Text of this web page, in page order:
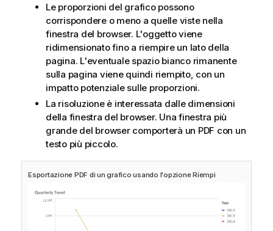
Le proporzioni del grafico possono
corrispondere o meno a quelle viste nella
finestra del browser. L'oggetto viene
ridimensionato fino a riempire un lato della
pagina. L'eventuale spazio bianco rimanente
sulla pagina viene quindi riempito, con un
impatto potenziale sulle proporzioni.
La risoluzione è interessata dalle dimensioni
della finestra del browser. Una finestra più
grande del browser comporterà un PDF con un
testo più piccolo.
Esportazione PDF di un grafico usando l'opzione Riempi